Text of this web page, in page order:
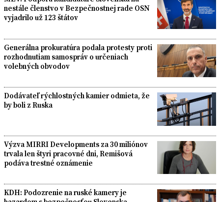
nestále členstvo v Bezpečnostnej rade OSN
vyjadrilo už 123 štátov
Generálna prokuratúra podala protesty proti
rozhodnutiam samospráv o určeniach
volebných obvodov
Dodávateľ rýchlostných kamier odmieta, že
by boli z Ruska
Výzva MIRRI Developments za 30 miliónov
trvala len štyri pracovné dni, Remišová
podáva trestné oznámenie
KDH: Podozrenie na ruské kamery je